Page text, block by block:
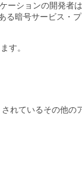
ーションの開発者
暗号サービス・
す。
れているその他の